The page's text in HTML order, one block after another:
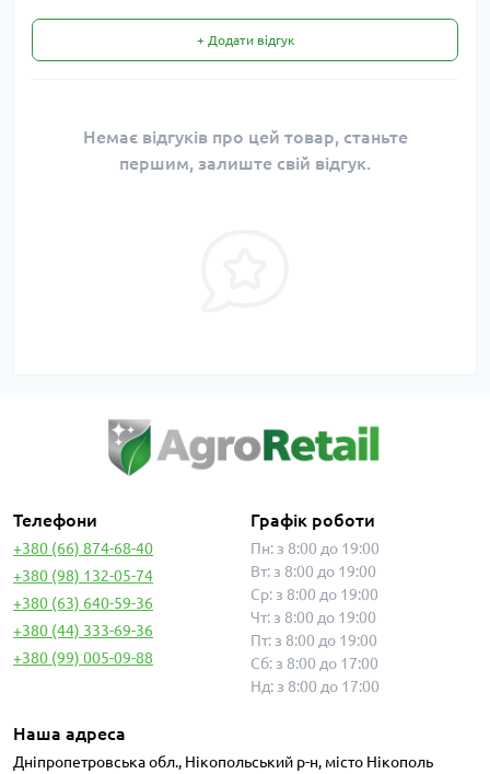
+ Додати відгук
Немає відгуків про цей товар, станьте
першим, залиште свій відгук.
Телефони
+380 (66) 874-68-40
+380 (98) 132-05-74
+380 (63) 640-59-36
+380 (44) 333-69-36
+380 (99) 005-09-88
Графік роботи
Пн: з 8:00 до 19:00
Вт: з 8:00 до 19:00
Ср: з 8:00 до 19:00
Чт: з 8:00 до 19:00
Пт: з 8:00 до 19:00
Сб: з 8:00 до 17:00
Нд: з 8:00 до 17:00
Наша адреса
Дніпропетровська обл., Нікопольський р-н, місто Нікополь